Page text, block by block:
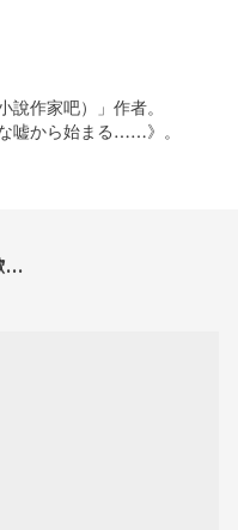
說作家吧）」作者。
嘘から始まる……》。
...